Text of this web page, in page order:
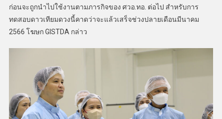
ก่อนจะถูกนำไปใช้งานตามภารกิจของ ศวอ.ทอ. ต่อไป สำหรับการ
ทดสอบดาวเทียมดวงนี้คาดว่าจะแล้วเสร็จช่วงปลายเดือนมีนาคม
2566 โฆษก GISTDA กล่าว